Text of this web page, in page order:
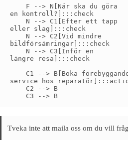
    F --> N[När ska du göra
en kontroll?]:::check
    N --> C1[Efter ett tapp
eller slag]:::check
    N --> C2[Vid mindre
bildförsämringar]:::check
    N --> C3[Inför en
längre resa]:::check
C1 --> B[Boka
service hos
    C2 --> B
Tveka inte att maila oss om du vill